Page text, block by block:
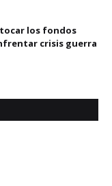
los fondos
crisis guerra